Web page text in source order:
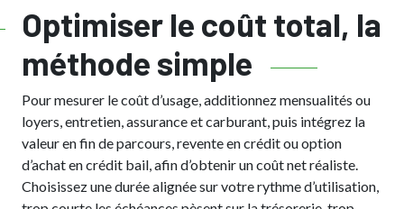
Optimiser le coût total, la
méthode simple
Pour mesurer le coût d’usage, additionnez mensualités ou
loyers, entretien, assurance et carburant, puis intégrez la
valeur en fin de parcours, revente en crédit ou option
d’achat en crédit bail, afin d’obtenir un coût net réaliste.
Choisissez une durée alignée sur votre rythme d’utilisation,